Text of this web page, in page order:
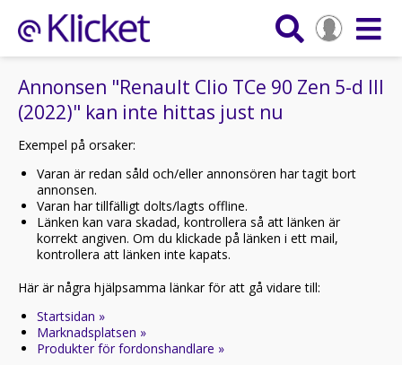
Annonsen "Renault Clio TCe 90 Zen 5-d III
(2022)" kan inte hittas just nu
Exempel på orsaker:
Varan är redan såld och/eller annonsören har tagit bort
annonsen.
Varan har tillfälligt dolts/lagts offline.
Länken kan vara skadad, kontrollera så att länken är
korrekt angiven. Om du klickade på länken i ett mail,
kontrollera att länken inte kapats.
Här är några hjälpsamma länkar för att gå vidare till:
Startsidan »
Marknadsplatsen »
Produkter för fordonshandlare »